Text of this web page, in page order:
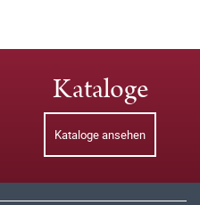
Kataloge
Kataloge ansehen